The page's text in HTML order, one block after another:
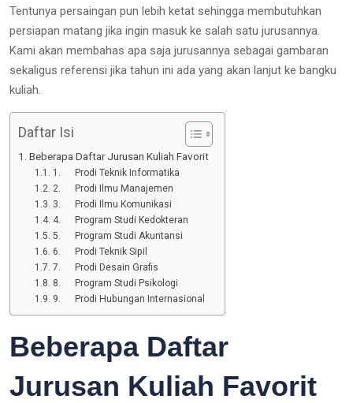
Tentunya persaingan pun lebih ketat sehingga membutuhkan
persiapan matang jika ingin masuk ke salah satu jurusannya.
Kami akan membahas apa saja jurusannya sebagai gambaran
sekaligus referensi jika tahun ini ada yang akan lanjut ke bangku
kuliah.
Daftar Isi
Beberapa Daftar Jurusan Kuliah Favorit
1. Prodi Teknik Informatika
2. Prodi Ilmu Manajemen
3. Prodi Ilmu Komunikasi
4. Program Studi Kedokteran
5. Program Studi Akuntansi
6. Prodi Teknik Sipil
7. Prodi Desain Grafis
8. Program Studi Psikologi
9. Prodi Hubungan Internasional
Beberapa Daftar
Jurusan Kuliah Favorit